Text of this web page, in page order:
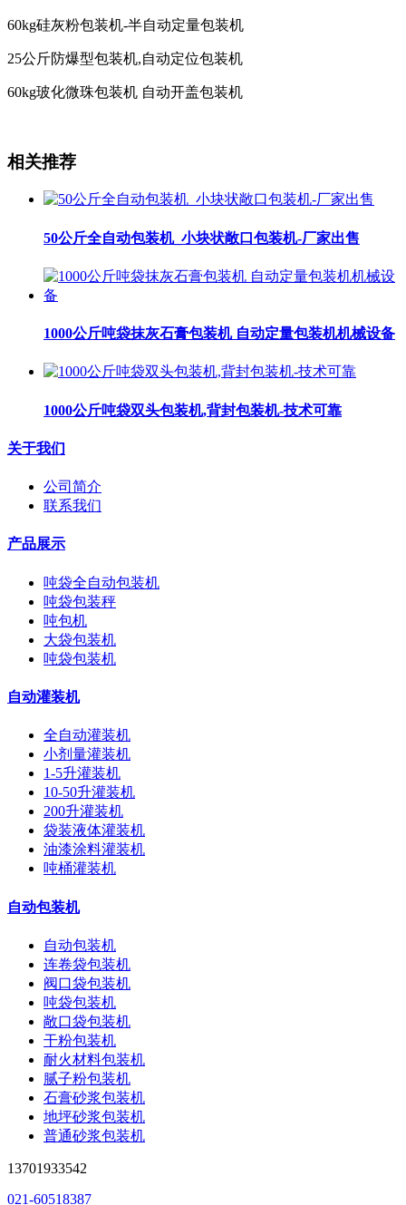
60kg硅灰粉包装机-半自动定量包装机
25公斤防爆型包装机,自动定位包装机
60kg玻化微珠包装机 自动开盖包装机
相关推荐
50公斤全自动包装机_小块状敞口包装机-厂家出售
1000公斤吨袋抹灰石膏包装机 自动定量包装机机械设备
1000公斤吨袋双头包装机,背封包装机-技术可靠
关于我们
公司简介
联系我们
产品展示
吨袋全自动包装机
吨袋包装秤
吨包机
大袋包装机
吨袋包装机
自动灌装机
全自动灌装机
小剂量灌装机
1-5升灌装机
10-50升灌装机
200升灌装机
袋装液体灌装机
油漆涂料灌装机
吨桶灌装机
自动包装机
自动包装机
连卷袋包装机
阀口袋包装机
吨袋包装机
敞口袋包装机
干粉包装机
耐火材料包装机
腻子粉包装机
石膏砂浆包装机
地坪砂浆包装机
普通砂浆包装机
13701933542
021-60518387